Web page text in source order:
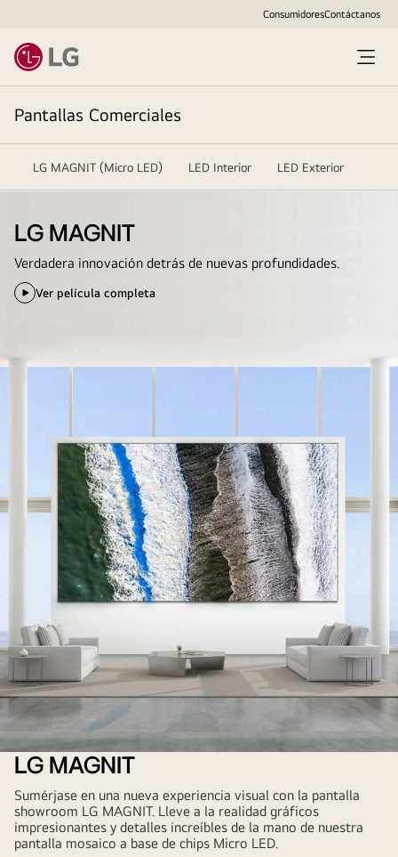
ConsumidoresContáctanos
Pantallas Comerciales
LG MAGNIT (Micro LED) LED Interior LED Exterior
LG MAGNIT
Verdadera innovación detrás de nuevas profundidades.
Ver película completa
LG MAGNIT
Sumérjase en una nueva experiencia visual con la pantalla
showroom LG MAGNIT. Lleve a la realidad gráficos
impresionantes y detalles increíbles de la mano de nuestra
pantalla mosaico a base de chips Micro LED.